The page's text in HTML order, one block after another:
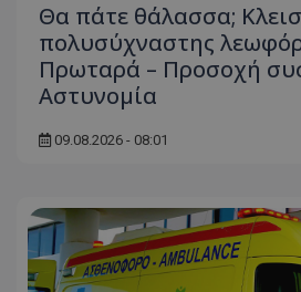
Θα πάτε θάλασσα;
πολυσύχναστης
Πρωταρά – Προσοχή
Αστυνομία
09.08.2026 - 08:01